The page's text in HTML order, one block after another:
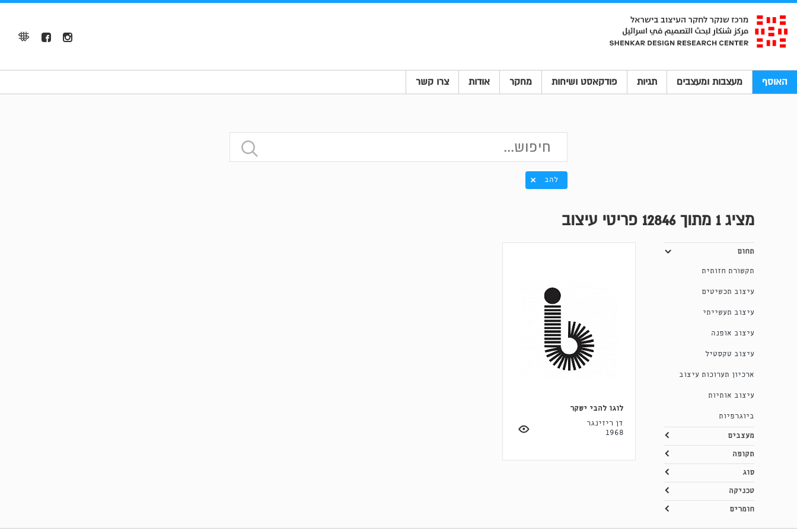
האוסף מעצבות ומעצבים תגיות פודקאסט ושיחות מחקר אודות צרו קשר
להב
מציג1 מתוך 12846 פריטי עיצוב
תחום
תקשורת חזותית
עיצוב תכשיטים
עיצוב תעשייתי
עיצוב אופנה
עיצוב טקסטיל
ארכיון תערוכות עיצוב
עיצוב אותיות
ביוגרפיות
מעצבים
תקופה
סוג
טכניקה
חומרים
לוגו להבי ישקר
דן ריזינגר
1968